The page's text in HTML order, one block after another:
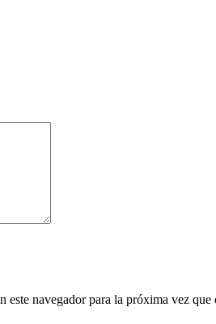
navegador para la próxima vez que